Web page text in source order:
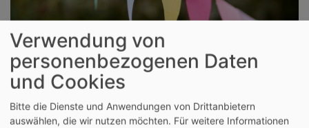
Sie wollen stets informiert sein? Dann schauen Sie
regelmäßig vorbei und verpassen keine Veranstaltung
und keine Neuigkeiten aus dem Dekanat.
Verwendung von
personenbezogenen Daten
und Cookies
Bitte die Dienste und Anwendungen von Drittanbietern
auswählen, die wir nutzen möchten. Für weitere Informationen